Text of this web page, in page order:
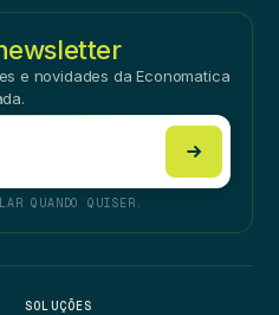
e novidades da Economatica
QUANDO QUISER.
SOLUÇÕES